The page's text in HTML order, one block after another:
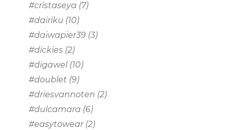
#cristaseya (7)
#dairiku (10)
#daiwapier39 (3)
#dickies (2)
#digawel (10)
#doublet (9)
#driesvannoten (2)
#dulcamara (6)
#easytowear(2)